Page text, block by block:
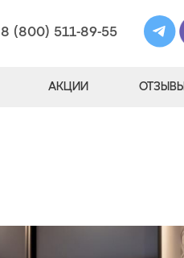
8 (800) 511-89-55
АКЦИИ ОТЗЫВЫ